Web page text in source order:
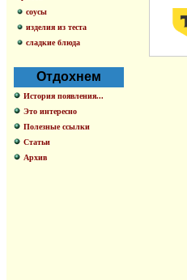
соусы
изделия из теста
сладкие блюда
Отдохнем
История появления...
Это интересно
Полезные ссылки
Статьи
Архив